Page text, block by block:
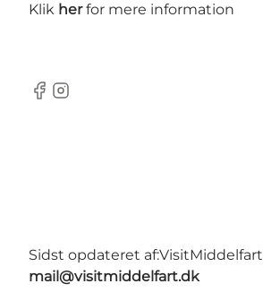
Klik herfor mere information
Facebook
Instagram
Sidst opdateret af:VisitMiddelfart
mail@visitmiddelfart.dk